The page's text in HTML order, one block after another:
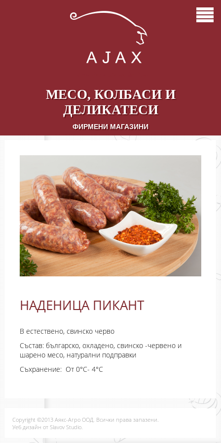
МЕСО, КОЛБАСИ И
ДЕЛИКАТЕСИ
ФИРМЕНИ МАГАЗИНИ
НАДЕНИЦА ПИКАНТ
В естествено, свинско черво
Състав: българско, охладено, свинско -червено и
шарено месо, натурални подправки
Съхранение: От 0°C- 4°C
Copyright ©2013 Аякс-Агро ООД. Всички права запазени.
Уеб дизайн от Slavov Studio.
НАЧАЛО
КАЧЕСТВО И КОНТРОЛ
МАГАЗИНИ